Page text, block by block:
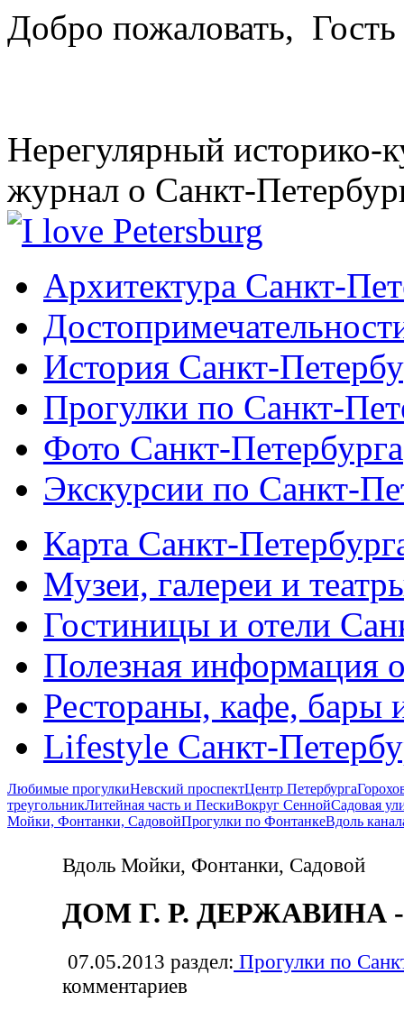
Добро пожаловать, Гость
Нерегулярный историко-
журнал о Санкт-
Архитектура Санкт-
История Санкт-
Прогулки по Санкт-
Фото Санкт-Петербурга
Экскурсии по Санкт-
Карта Санкт-
Музеи, галереи и
Гостиницы и отели
Полезная информация
Рестораны, кафе, бары
Lifestyle Санкт-
Любимые прогулкиНевский проспектЦентр Петербурга
треугольникЛитейная часть и ПескиВокруг СеннойСадовая
Мойки, Фонтанки, СадовойПрогулки по ФонтанкеВдоль
Вдоль Мойки, Фонтанки, Садовой
ДОМ Г. Р. ДЕРЖАВИНА -
07.05.2013 раздел: Прогулки по
комментариев